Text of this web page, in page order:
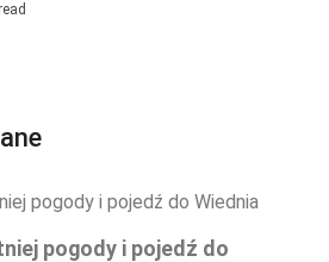
pogody i pojedź do